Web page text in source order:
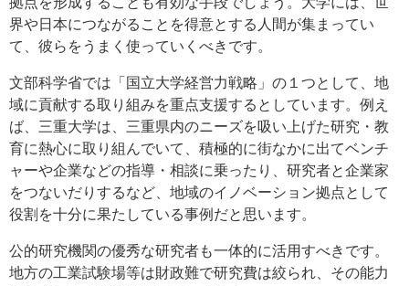
界や日本につながることを得意とする人間が集まってい
て、彼らをうまく使っていくべきです。
文部科学省では「国立大学経営力戦略」の１つとして、地
域に貢献する取り組みを重点支援するとしています。例え
ば、三重大学は、三重県内のニーズを吸い上げた研究・教
育に熱心に取り組んでいて、積極的に街なかに出てベンチ
ャーや企業などの指導・相談に乗ったり、研究者と企業家
をつないだりするなど、地域のイノベーション拠点として
役割を十分に果たしている事例だと思います。
公的研究機関の優秀な研究者も一体的に活用すべきです。
地方の工業試験場等は財政難で研究費は絞られ、その能力